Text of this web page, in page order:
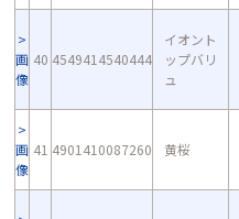
画
像
40 4549414540444
イオント
ップバリ
ュ
画
像
41 4901410087260 黄桜